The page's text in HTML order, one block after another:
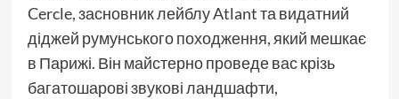
Cercle, засновник лейблу Atlant та видатний
діджей румунського походження, який мешкає
в Парижі. Він майстерно проведе вас крізь
багатошарові звукові ландшафти,